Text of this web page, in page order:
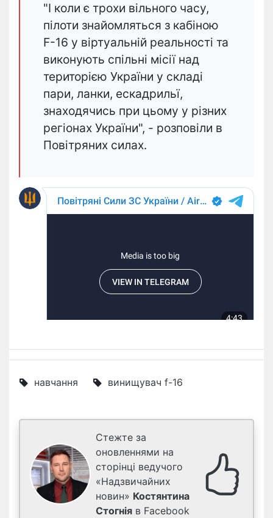
"І коли є трохи вільного часу,
пілоти знайомляться з кабіною
F-16 у віртуальній реальності та
виконують спільні місії над
територією України у складі
пари, ланки, ескадрильї,
знаходячись при цьому у різних
регіонах України", - розповіли в
Повітряних силах.
навчання винищувач f-16
Стежте за
оновленнями на
сторінці ведучого
«Надзвичайних
новин» Костянтина
Стогнія в Facebook